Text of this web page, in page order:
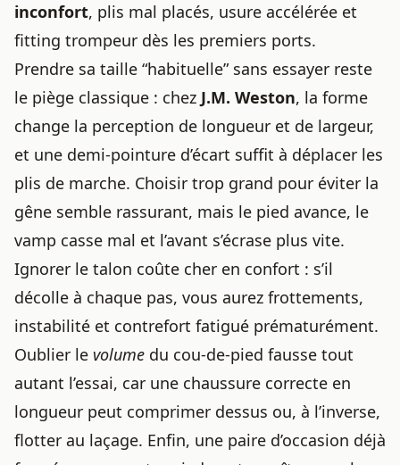
inconfort, plis mal placés, usure accélérée et
fitting trompeur dès les premiers ports.
Prendre sa taille “habituelle” sans essayer reste
le piège classique : chez J.M. Weston, la forme
change la perception de longueur et de largeur,
et une demi-pointure d’écart suffit à déplacer les
plis de marche. Choisir trop grand pour éviter la
gêne semble rassurant, mais le pied avance, le
vamp casse mal et l’avant s’écrase plus vite.
Ignorer le talon coûte cher en confort : s’il
décolle à chaque pas, vous aurez frottements,
instabilité et contrefort fatigué prématurément.
Oublier le volume du cou-de-pied fausse tout
autant l’essai, car une chaussure correcte en
longueur peut comprimer dessus ou, à l’inverse,
flotter au laçage. Enfin, une paire d’occasion déjà